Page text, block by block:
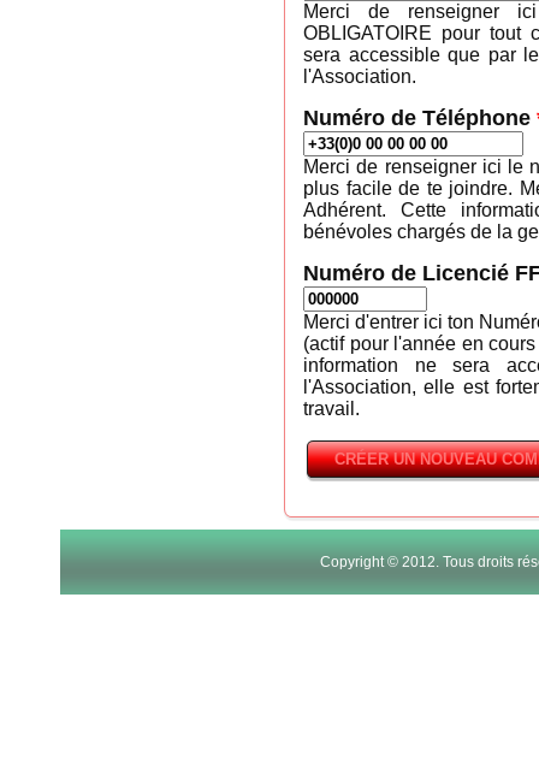
Merci de renseigner
OBLIGATOIRE pour tout
sera accessible que par
l'Association.
Numéro de Téléphone
Merci de renseigner ici le
plus facile de te joindre.
Adhérent. Cette
bénévoles chargés de la
Numéro de Licencié
Merci d'entrer ici ton
(actif pour l'année en
information ne sera
l'Association, elle est
travail.
Copyright © 2012. Tous droits